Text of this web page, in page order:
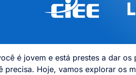
é jovem e está prestes a dar
precisa. Hoje, vamos explorar os